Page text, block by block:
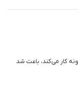
کار می‌کند، باعث شد